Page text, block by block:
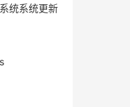
统系统更新